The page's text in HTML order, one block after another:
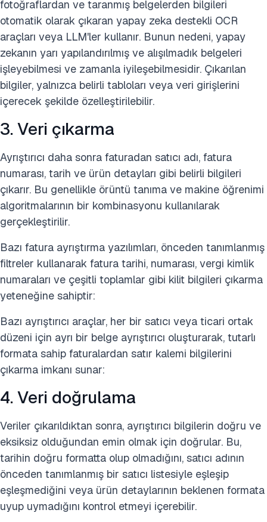
fotoğraflardan ve taranmış belgelerden bilgileri
otomatik olarak çıkaran yapay zeka destekli OCR
araçları veya LLM'ler kullanır. Bunun nedeni, yapay
zekanın yarı yapılandırılmış ve alışılmadık belgeleri
işleyebilmesi ve zamanla iyileşebilmesidir. Çıkarılan
bilgiler, yalnızca belirli tabloları veya veri girişlerini
içerecek şekilde özelleştirilebilir.
3. Veri çıkarma
Ayrıştırıcı daha sonra faturadan satıcı adı, fatura
numarası, tarih ve ürün detayları gibi belirli bilgileri
çıkarır. Bu genellikle örüntü tanıma ve makine öğrenimi
algoritmalarının bir kombinasyonu kullanılarak
gerçekleştirilir.
Bazı fatura ayrıştırma yazılımları, önceden tanımlanmış
filtreler kullanarak fatura tarihi, numarası, vergi kimlik
numaraları ve çeşitli toplamlar gibi kilit bilgileri çıkarma
yeteneğine sahiptir:
Bazı ayrıştırıcı araçlar, her bir satıcı veya ticari ortak
düzeni için ayrı bir belge ayrıştırıcı oluşturarak, tutarlı
formata sahip faturalardan satır kalemi bilgilerini
çıkarma imkanı sunar:
4. Veri doğrulama
Veriler çıkarıldıktan sonra, ayrıştırıcı bilgilerin doğru ve
eksiksiz olduğundan emin olmak için doğrular. Bu,
tarihin doğru formatta olup olmadığını, satıcı adının
önceden tanımlanmış bir satıcı listesiyle eşleşip
eşleşmediğini veya ürün detaylarının beklenen formata
uyup uymadığını kontrol etmeyi içerebilir.